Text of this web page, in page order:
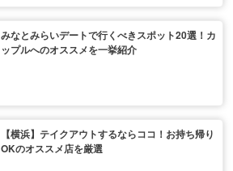
みなとみらいデートで行くべきスポット20選！カ
ップルへのオススメを一挙紹介
【横浜】テイクアウトするならココ！お持ち帰り
OKのオススメ店を厳選